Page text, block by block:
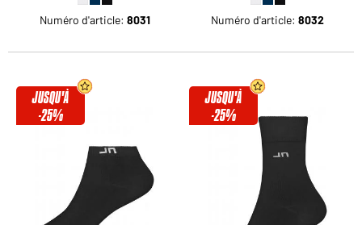
Numéro d'article: 8031 Numéro d'article: 8032
JUSQU'À
-25%
JUSQU'À
-25%